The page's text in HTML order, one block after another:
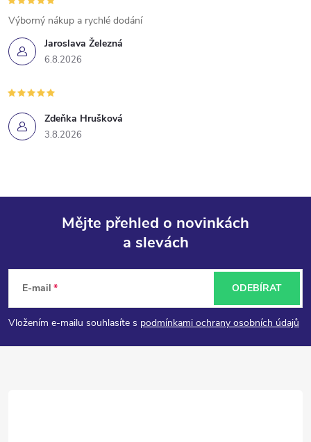
Jaroslava Železná
6.8.2026
Výborný nákup a rychlé dodání
Zdeňka Hrušková
3.8.2026
p
Mějte přehled o novinkách
a slevách
E-mail
Vložením e-mailu souhlasíte s podmínkami ochrany osobních údajů
ODEBÍRAT